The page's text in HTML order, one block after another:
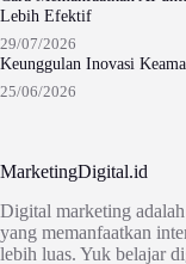
Lebih Efektif
29/07/2026
Keunggulan Inovasi
25/06/2026
MarketingDigital.id
Digital marketing
yang memanfaatkan
lebih luas. Yuk belajar